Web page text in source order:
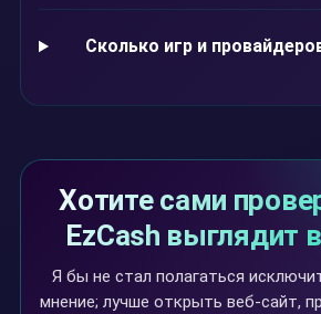
Сколько игр и
Хотите сами
EzCash выглядит
Я бы не стал полагаться
мнение; лучше открыть веб-сайт,